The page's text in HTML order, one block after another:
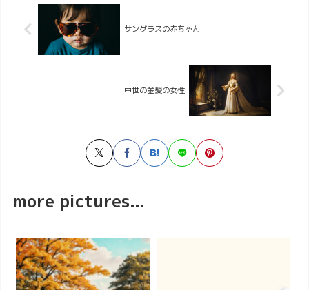
サングラスの赤ちゃん
中世の金髪の女性
more pictures...